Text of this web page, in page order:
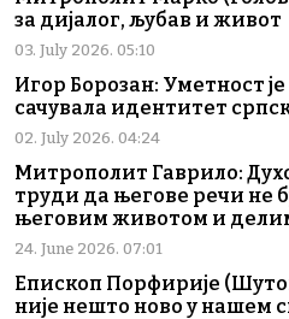
за дијалог, љубав и живот
03. July 2026. 05:10
Игор Борозан: Уметност
сачувала идентитет
02. July 2026. 04:24
Митрополит Гаврило:
труди да његове речи не
његовим животом и
24. June 2026. 07:01
Епископ Порфирије
није нешто ново у нашем